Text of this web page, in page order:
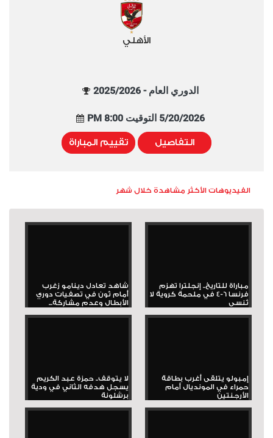
الأهلي
الدوري العام - 2025/2026
5/20/2026 التوقيت 8:00 PM
التفاصيل تقييم المباراة
الفيديوهات الأكثر مشاهدة خلال شهر
مباراة للتاريخ.. إنجلترا تهزم
فرنسا 6-4 في ملحمة كروية لا
تُنسى
شاهد تعادل دينامو زغرب
أمام ثون في تصفيات دوري
الأبطال وعدم مشاركة...
إمبولو يتلقى أغرب بطاقة
حمراء في المونديال أمام
الأرجنتين
لا يتوقف.. حمزة عبد الكريم
يسجل هدفه الثاني في ودية
برشلونة